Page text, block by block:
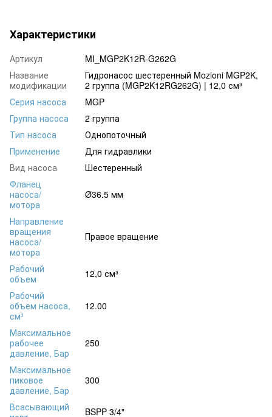
Характеристики
Артикул
MI_MGP2K12R-G262G
Название
модификации
Гидронасос шестеренный Mozioni MGP2K,
2 группа (MGP2K12RG262G) | 12,0 см³
Серия насоса
MGP
Группа насоса
2 группа
Тип насоса
Однопоточный
Применение
Для гидравлики
Вид насоса
Шестеренный
Фланец
насоса/
мотора
Ø36.5 мм
Направление
вращения
насоса/
мотора
Правое вращение
Рабочий
объем
12,0 см³
Рабочий
объем насоса,
см³
12.00
Максимальное
рабочее
давление, Бар
250
Максимальное
пиковое
давление, Бар
300
Всасывающий
BSPP 3/4"